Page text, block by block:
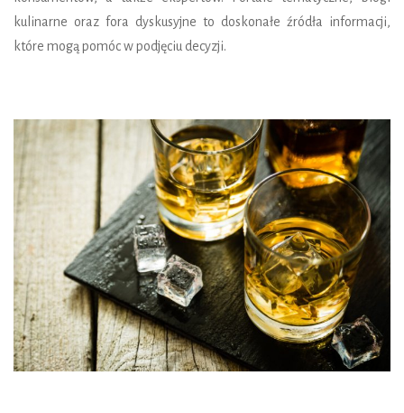
kulinarne oraz fora dyskusyjne to doskonałe źródła informacji,
które mogą pomóc w podjęciu decyzji.